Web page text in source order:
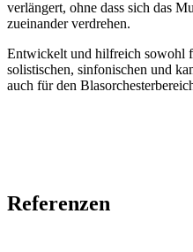
verlängert, ohne dass sich das
zueinander verdrehen.
Entwickelt und hilfreich sowohl
solistischen, sinfonischen und
auch für den
Referenzen